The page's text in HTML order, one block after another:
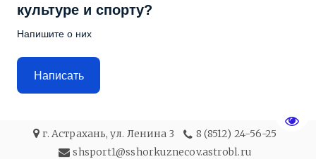
культуре и спорту?
Напишите о них
Написать
г. Астрахань,ул. Ленина 3
8 (8512) 24-56-25
shsport1@sshorkuznecov.astrobl.ru